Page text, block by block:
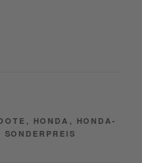
, HONDA , HONDA-
SONDERPREIS